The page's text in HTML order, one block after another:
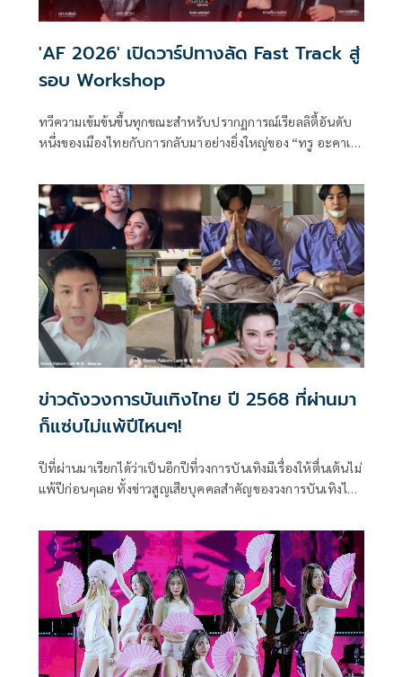
'AF 2026' เปิดวาร์ปทางลัด Fast Track สู่
รอบ Workshop
ทวีความเข้มข้นขึ้นทุกขณะสำหรับปรากฏการณ์เรียลลิตี้อันดับ
หนึ่งของเมืองไทยกับการกลับมาอย่างยิ่งใหญ่ของ “ทรู อะคาเด
เซอร์ไพรส์จัดหนักในช่วงโค้งสุดท้ายของ Online Audition ด้วย
การเปิดโอกาสให้นักล่าฝันคว้าสิทธิ์ Fast Track ก้าวเข้าสู่รอบ
Workshop กับสองเอ็กเซ็กคิวทีฟ โปรดิวเซอร์ (Executive
Producer) โปรดิวเซอร์มือทองอย่าง ปอนด์-กฤษดา วิทยาขจร
เดช และ โอม-ปัณฑพล ประสารราชกิจ
ข่าวดังวงการบันเทิงไทย ปี 2568 ที่ผ่านมา
ก็แซ่บไม่แพ้ปีไหนๆ!
ปีที่ผ่านมาเรียกได้ว่าเป็นอีกปีที่วงการบันเทิงมีเรื่องให้ตื่นเต้นไม่
แพ้ปีก่อนๆเลย ทั้งข่าวสูญเสียบุคคลสำคัญของวงการบันเทิงไทย
เพื่อน และเทศกาลเจนนี่ที่เหล่าคนดังและอินฟลูฯต่างก็ตบเท้า
เข้ามาไลฟ์กันจนเกิดกระแสและทำให้เป็นการไลฟ์ที่มีคนดู
สูงสุดถึง 1.2 ล้านวิว นับเป็นตัวเลขที่มากที่สุดในโลกของ TIKTOK
อีกด้วย